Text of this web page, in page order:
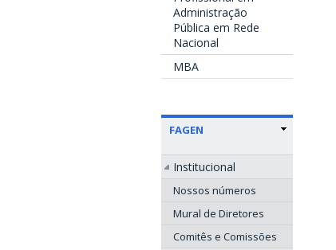
Administração
Pública em Rede
Nacional
MBA
FAGEN
Institucional
Nossos números
Mural de Diretores
Comitês e Comissões